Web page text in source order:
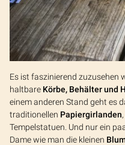
Es ist faszinierend zuzusehen
haltbare Körbe, Behälter und
einem anderen Stand geht es
traditionellen Papiergirlanden
Tempelstatuen. Und nur ein
Dame wie man die kleinen